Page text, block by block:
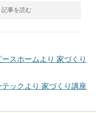
記事を読む
スホームより 家づくり
テックより 家づくり講座